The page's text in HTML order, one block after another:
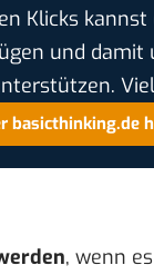
Klicks
und damit
basicthinking.de
, wenn